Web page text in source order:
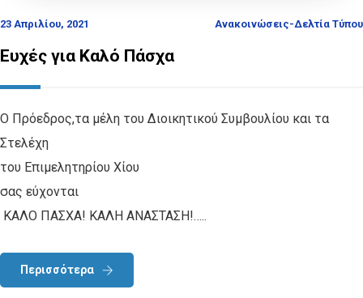
23 Απριλίου, 2021 Ανακοινώσεις-Δελτία Τύπου
Ευχές για Καλό Πάσχα
Ο Πρόεδρος,τα μέλη του Διοικητικού Συμβουλίου και τα
Στελέχη
του Επιμελητηρίου Χίου
σας εύχονται
ΚΑΛΟ ΠΑΣΧΑ! ΚΑΛΗ ΑΝΑΣΤΑΣΗ!…..
Περισσότερα